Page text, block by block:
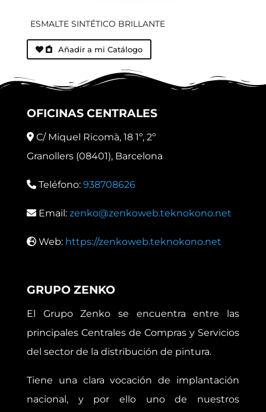
ESMALTE SINTÉTICO BRILLANTE
Añadir a mi Catálogo
OFICINAS CENTRALES
C/ Miquel Ricomà, 18 1º, 2º
Granollers (08401), Barcelona
Teléfono: 938708626
Email: zenko@zenkoweb.teknokono.net
Web: https://zenkoweb.teknokono.net
GRUPO ZENKO
El Grupo Zenko se encuentra entre las
principales Centrales de Compras y Servicios
del sector de la distribución de pintura.
Tiene una clara vocación de implantación
nacional, y por ello uno de nuestros